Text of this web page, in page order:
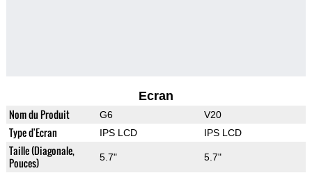
Ecran
Nom du Produit G6 V20
Type d'Ecran IPS LCD IPS LCD
Taille (Diagonale,
Pouces)
5.7" 5.7"